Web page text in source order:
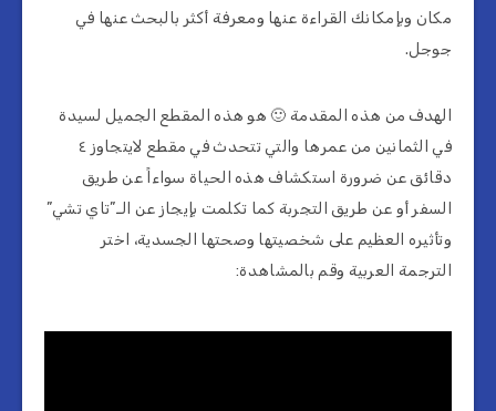
مكان وبإمكانك القراءة عنها ومعرفة أكثر بالبحث عنها في
جوجل.
الهدف من هذه المقدمة 🙂 هو هذه المقطع الجميل لسيدة
في الثمانين من عمرها والتي تتحدث في مقطع لايتجاوز ٤
دقائق عن ضرورة استكشاف هذه الحياة سواءاً عن طريق
السفر أو عن طريق التجربة كما تكلمت بإيجاز عن الـ”تاي تشي”
وتأثيره العظيم على شخصيتها وصحتها الجسدية، اختر
الترجمة العربية وقم بالمشاهدة: